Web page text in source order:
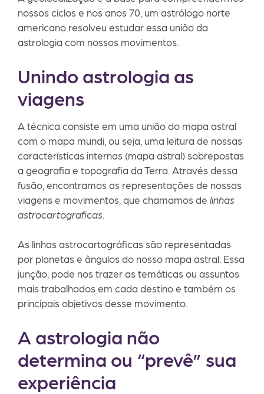
nossos ciclos e nos anos 70, um astrólogo norte
americano resolveu estudar essa união da
astrologia com nossos movimentos.
Unindo astrologia as
viagens
A técnica consiste em uma união do mapa astral
com o mapa mundi, ou seja, uma leitura de nossas
características internas (mapa astral) sobrepostas
a geografia e topografia da Terra. Através dessa
fusão, encontramos as representações de nossas
viagens e movimentos, que chamamos de linhas
astrocartograficas.
As linhas astrocartográficas são representadas
por planetas e ângulos do nosso mapa astral. Essa
junção, pode nos trazer as temáticas ou assuntos
mais trabalhados em cada destino e também os
principais objetivos desse movimento.
A astrologia não
determina ou “prevê” sua
experiência